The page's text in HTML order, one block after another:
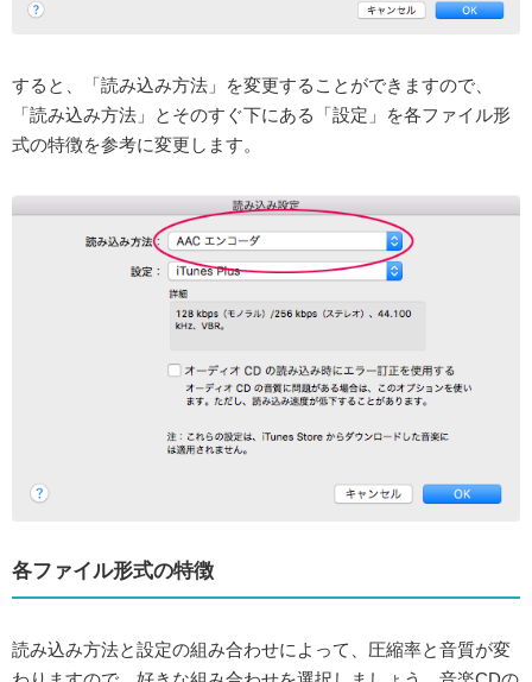
すると、「読み込み方法」を変更することができますので、
「読み込み方法」とそのすぐ下にある「設定」を各ファイル形
式の特徴を参考に変更します。
各ファイル形式の特徴
読み込み方法と設定の組み合わせによって、圧縮率と音質が変